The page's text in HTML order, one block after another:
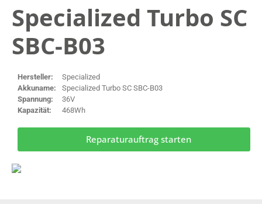
Specialized Turbo SC
SBC-B03
Hersteller:
Specialized
Akkuname:
Specialized Turbo SC SBC-B03
Spannung:
36V
Kapazität:
468Wh
Reparaturauftrag starten